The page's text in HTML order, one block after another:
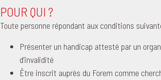
POUR QUI ?
Toute personne répondant aux conditions
Présenter un handicap attesté par un
d’invalidité
Être inscrit auprès du Forem comme